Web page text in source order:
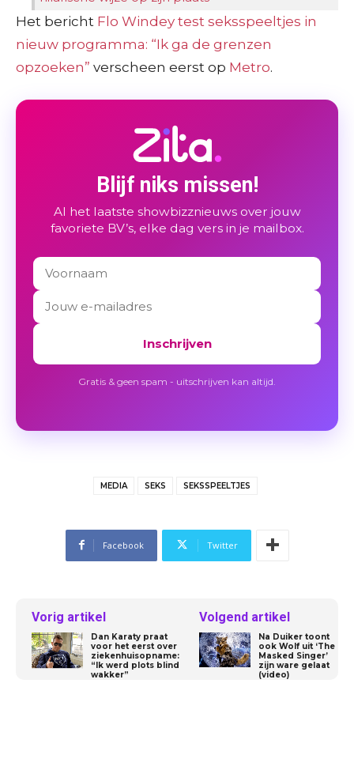
Het bericht Flo Windey test seksspeeltjes in
nieuw programma: “Ik ga de grenzen
opzoeken” verscheen eerst op Metro.
Blijf niks missen!
Al het laatste showbizznieuws over jouw
favoriete BV’s, elke dag vers in je mailbox.
Inschrijven
Gratis & geen spam - uitschrijven kan altijd.
MEDIA SEKS SEKSSPEELTJES
Facebook Twitter
Vorig artikel
Dan Karaty praat
voor het eerst over
ziekenhuisopname:
“Ik werd plots blind
wakker”
Volgend artikel
Na Duiker toont
ook Wolf uit ‘The
Masked Singer’
zijn ware gelaat
(video)